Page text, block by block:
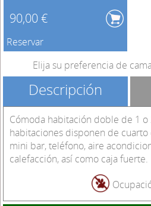
90,00 €
Reservar
Elija su preferencia de
Descripción
Cómoda habitación doble de 1 o
habitaciones disponen de
mini bar, teléfono, aire
calefacción, así como caja fuerte.